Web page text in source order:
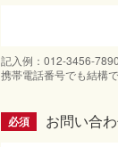
記入例：012-3456-7890
携帯電話番号でも結構
必須 お問い合